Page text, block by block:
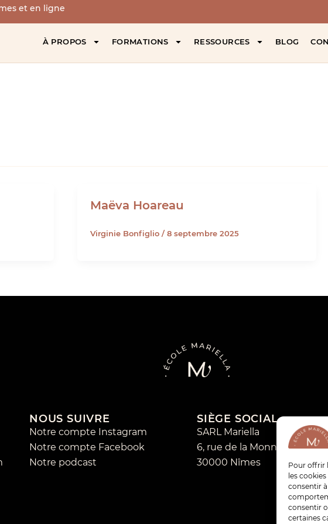
Pour offrir
les
consentir
consentir
certaines
et en ligne
À PROPOS FORMATIONS RESSOURCES BLOG
Maëva Hoareau
Virginie Bonfiglio/8 septembre 2025
NOUS SUIVRE
Notre compte Instagram
Notre compte Facebook
Notre podcast
SIÈGE SOCIAL
SARL Mariella
6, rue de la Monnaie
30000 Nîmes